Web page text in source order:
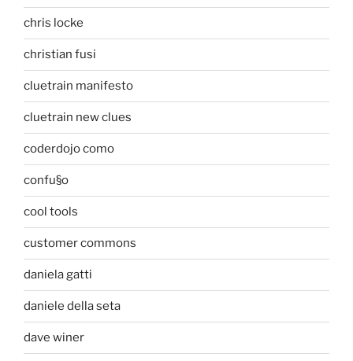
chris locke
christian fusi
cluetrain manifesto
cluetrain new clues
coderdojo como
confu§o
cool tools
customer commons
daniela gatti
daniele della seta
dave winer